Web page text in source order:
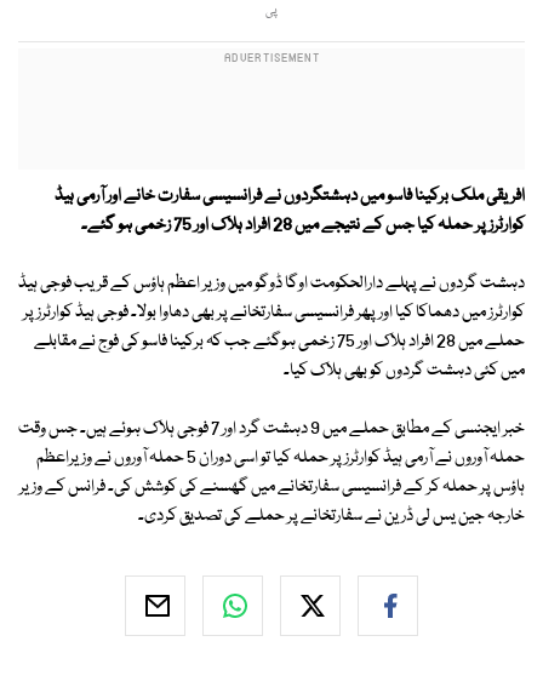
پی
افریقی ملک برکینا فاسو میں دہشتگردوں نے فرانسیسی سفارت خانے اور آرمی ہیڈ
کوارٹرز پر حملہ کیا جس کے نتیجے میں 28 افراد ہلاک اور 75 زخمی ہو گئے۔
دہشت گردوں نے پہلے دارالحکومت اوگا ڈوگو میں وزیر اعظم ہاؤس کے قریب فوجی ہیڈ
کوارٹرز میں دھماکا کیا اور پھر فرانسیسی سفارتخانے پر بھی دھاوا بولا۔ فوجی ہیڈ کوارٹرز پر
حملے میں 28 افراد ہلاک اور 75 زخمی ہوگئے جب کہ برکینا فاسو کی فوج نے مقابلے
میں کئی دہشت گردوں کو بھی ہلاک کیا۔
خبر ایجنسی کے مطابق حملے میں 9 دہشت گرد اور 7 فوجی ہلاک ہوئے ہیں۔ جس وقت
حملہ آوروں نے آرمی ہیڈ کوارٹرز پر حملہ کیا تو اسی دوران 5 حملہ آوروں نے وزیراعظم
ہاؤس پر حملہ کر کے فرانسیسی سفارتخانے میں گھسنے کی کوشش کی۔ فرانس کے وزیر
خارجہ جین یس لی ڈرین نے سفارتخانے پر حملے کی تصدیق کردی۔